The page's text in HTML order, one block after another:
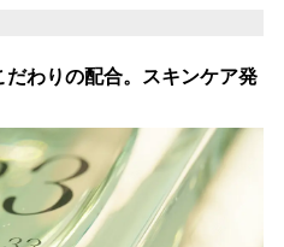
わりの配合。スキンケア発